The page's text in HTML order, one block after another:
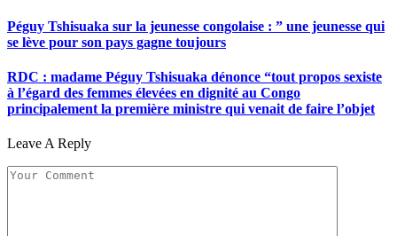
Péguy Tshisuaka sur la jeunesse congolaise : ” une jeunesse qui
se lève pour son pays gagne toujours
RDC : madame Péguy Tshisuaka dénonce “tout propos sexiste
à l’égard des femmes élevées en dignité au Congo
principalement la première ministre qui venait de faire l’objet
Leave A Reply